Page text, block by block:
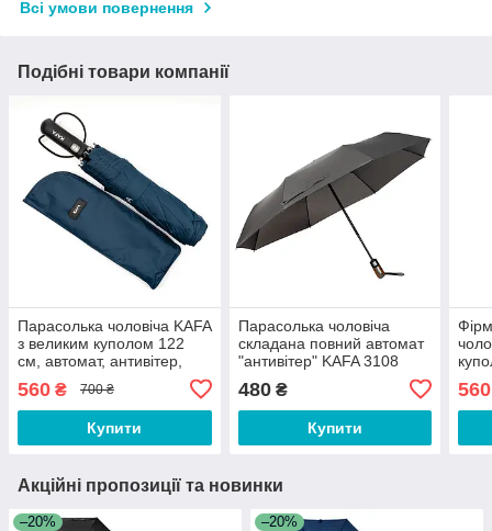
Всі умови повернення
Подібні товари компанії
Парасолька чоловіча KAFA
з великим куполом 122
см, автомат, антивітер,
560 ₴ 700 ₴
Купити
Парасолька чоловіча
складана повний автомат
"антивітер" KAFA 3108
480₴
Купити
560
Акційні пропозиції та новинки
–20% –20%